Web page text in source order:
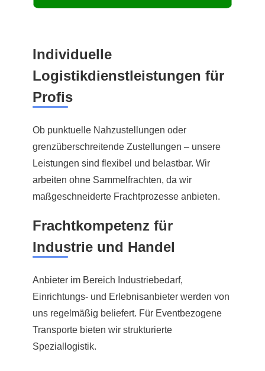
Individuelle
Logistikdienstleistungen für
Profis
Ob punktuelle Nahzustellungen oder
grenzüberschreitende Zustellungen – unsere
Leistungen sind flexibel und belastbar. Wir
arbeiten ohne Sammelfrachten, da wir
maßgeschneiderte Frachtprozesse anbieten.
Frachtkompetenz für
Industrie und Handel
Anbieter im Bereich Industriebedarf,
Einrichtungs- und Erlebnisanbieter werden von
uns regelmäßig beliefert. Für Eventbezogene
Transporte bieten wir strukturierte
Speziallogistik.